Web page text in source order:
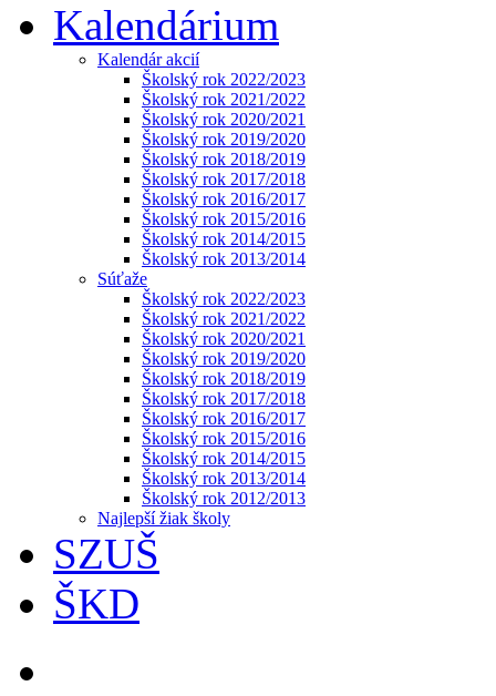
Kalendárium
Kalendár akcií
Školský rok 2022/2023
Školský rok 2021/2022
Školský rok 2020/2021
Školský rok 2019/2020
Školský rok 2018/2019
Školský rok 2017/2018
Školský rok 2016/2017
Školský rok 2015/2016
Školský rok 2014/2015
Školský rok 2013/2014
Súťaže
Školský rok 2022/2023
Školský rok 2021/2022
Školský rok 2020/2021
Školský rok 2019/2020
Školský rok 2018/2019
Školský rok 2017/2018
Školský rok 2016/2017
Školský rok 2015/2016
Školský rok 2014/2015
Školský rok 2013/2014
Školský rok 2012/2013
Najlepší žiak školy
SZUŠ
ŠKD